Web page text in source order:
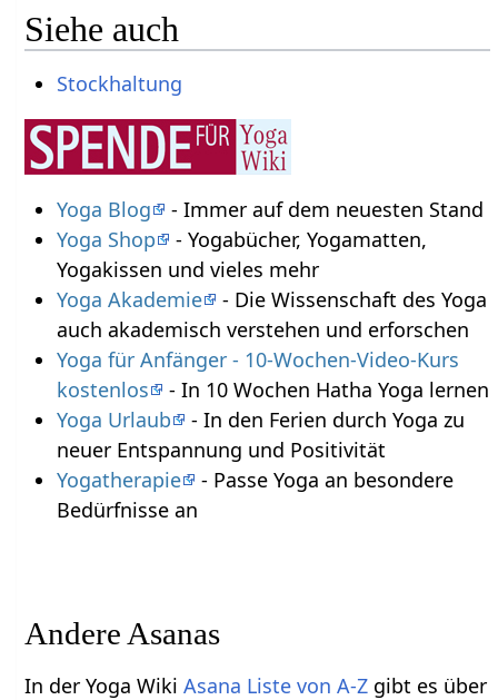
Siehe auch
Stockhaltung
Yoga Blog
- Immer auf dem neuesten Stand
Yoga Shop
- Yogabücher, Yogamatten,
Yogakissen und vieles mehr
Yoga Akademie
- Die Wissenschaft des Yoga
auch akademisch verstehen und erforschen
Yoga für Anfänger - 10-Wochen-Video-Kurs
kostenlos
- In 10 Wochen Hatha Yoga lernen
Yoga Urlaub
- In den Ferien durch Yoga zu
neuer Entspannung und Positivität
Yogatherapie
- Passe Yoga an besondere
Bedürfnisse an
Andere Asanas
In der Yoga WikiAsana Liste von A-Z gibt es über